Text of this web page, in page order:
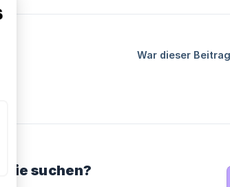
War dieser
Sie suchen?